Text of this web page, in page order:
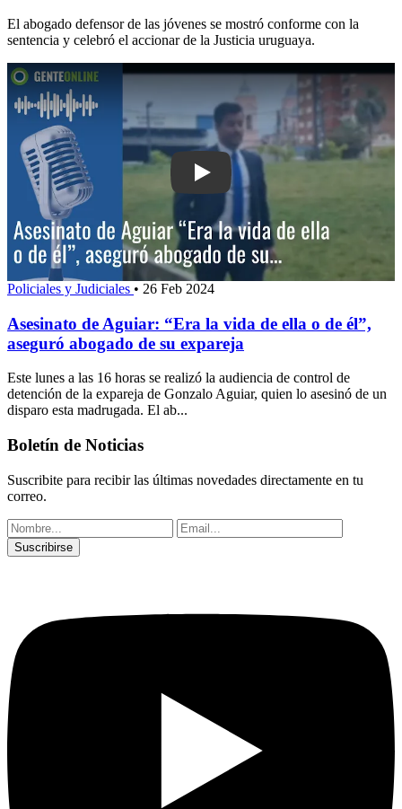
El abogado defensor de las jóvenes se mostró conforme con la
sentencia y celebró el accionar de la Justicia uruguaya.
Play: Asesinato de Aguiar: “Era la
Policiales y Judiciales • 26 Feb 2024
Asesinato de Aguiar: “Era la vida de ella o de él”,
aseguró abogado de su expareja
Este lunes a las 16 horas se realizó la audiencia de control de
detención de la expareja de Gonzalo Aguiar, quien lo asesinó de un
disparo esta madrugada. El ab...
Boletín de Noticias
Suscribite para recibir las últimas novedades directamente en tu
correo.
Suscribirse